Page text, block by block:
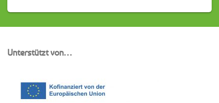
Unterstützt von…